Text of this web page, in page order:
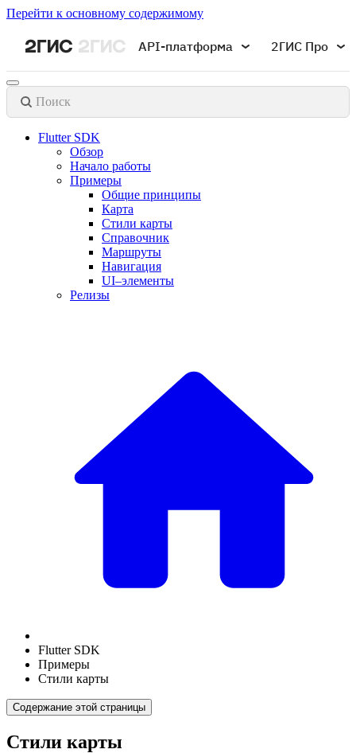
Перейти к основному содержимому
API-платформа 2ГИС Про
Поиск
Flutter SDK
Обзор
Начало работы
Примеры
Общие принципы
Карта
Стили карты
Справочник
Маршруты
Навигация
UI–элементы
Релизы
Flutter SDK
Примеры
Стили карты
Содержание этой страницы
Стили карты